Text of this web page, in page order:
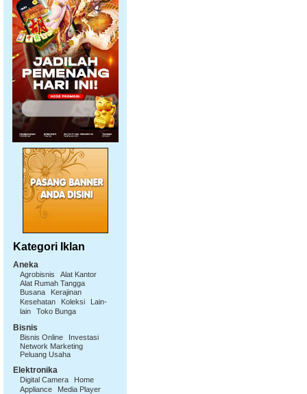
Kategori Iklan
Aneka
Agrobisnis
Alat Kantor
Alat Rumah Tangga
Busana
Kerajinan
Kesehatan
Koleksi
Lain-
lain
Toko Bunga
Bisnis
Bisnis Online
Investasi
Network Marketing
Peluang Usaha
Elektronika
Digital Camera
Home
Appliance
Media Player